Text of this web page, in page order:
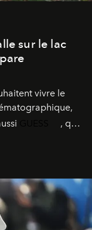
sur le lac
vivre le
, qui
bateaux et
les plus